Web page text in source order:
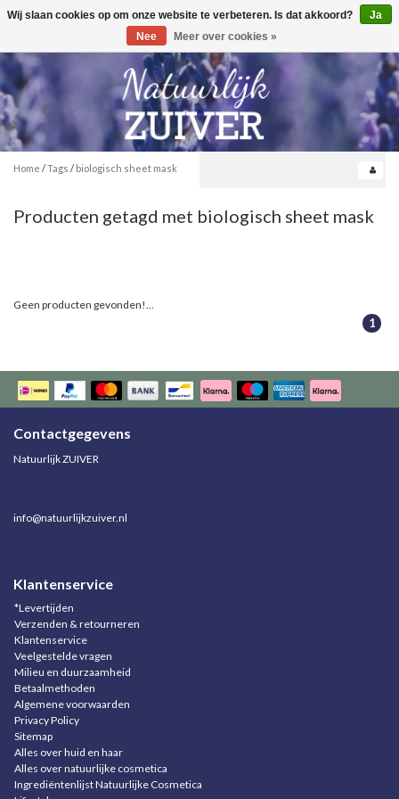
Toggle
0
Home /Tags / biologisch sheet mask
Producten getagd met biologisch sheet mask
Geen producten gevonden!...
1
Contactgegevens
Natuurlijk ZUIVER
info@natuurlijkzuiver.nl
Klantenservice
*Levertijden
Verzenden & retourneren
Klantenservice
Veelgestelde vragen
Milieu en duurzaamheid
Betaalmethoden
Algemene voorwaarden
Privacy Policy
Sitemap
Alles over huid en haar
Alles over natuurlijke cosmetica
Ingrediëntenlijst Natuurlijke Cosmetica
Wij slaan cookies op om onze website te verbeteren. Is dat akkoord?
Ja
Nee
Meer over cookies »